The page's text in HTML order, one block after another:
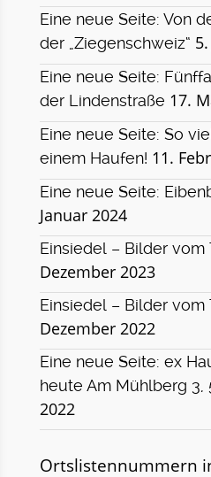
Eine neue Seite: Von
der „Ziegenschweiz“
Eine neue Seite:
der Lindenstraße 17.
Eine neue Seite: So
einem Haufen! 11.
Eine neue Seite:
Januar 2024
Einsiedel – Bilder vom
Dezember 2023
Einsiedel – Bilder vom
Dezember 2022
Eine neue Seite: ex
heute Am Mühlberg 3,
2022
Ortslistennummern